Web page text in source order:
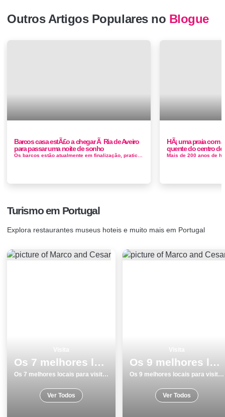
Outros Artigos Populares no Blogue
Barcos casa estÃ£o a chegar Ã Ria de Aveiro
para passar uma noite de sonho
Os barcos estão atualmente em finalização, praticamente prontos para abrir. É importante informar que estes barcos-casa s&...
HÃ¡ uma praia com
quente do centro de
Turismo em Portugal
Explora restaurantes museus hoteis e muito mais em Portugal
Os 7 melhores locais para visitar em Guarda
Os 7 melhores locais para visitar em Guarda
Ver Todos
Os 9 melhores locais para visitar em Albufeira
Os 9 melhores locais para visitar em Albufeira
Ver Todos